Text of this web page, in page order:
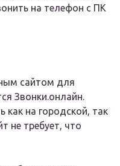
на телефон с ПК
сайтом для
Звонки.онлайн.
как на городской, так
не требует, что